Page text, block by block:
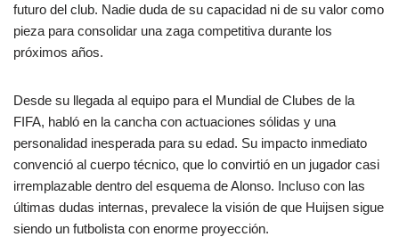
futuro del club. Nadie duda de su capacidad ni de su valor como
pieza para consolidar una zaga competitiva durante los
próximos años.
Desde su llegada al equipo para el Mundial de Clubes de la
FIFA, habló en la cancha con actuaciones sólidas y una
personalidad inesperada para su edad. Su impacto inmediato
convenció al cuerpo técnico, que lo convirtió en un jugador casi
irremplazable dentro del esquema de Alonso. Incluso con las
últimas dudas internas, prevalece la visión de que Huijsen sigue
siendo un futbolista con enorme proyección.